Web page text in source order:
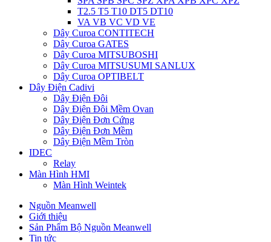
T2.5 T5 T10 DT5 DT10
VA VB VC VD VE
Dây Curoa CONTITECH
Dây Curoa GATES
Dây Curoa MITSUBOSHI
Dây Curoa MITSUSUMI SANLUX
Dây Curoa OPTIBELT
Dây Điện Cadivi
Dây Điện Đôi
Dây Điện Đôi Mềm Ovan
Dây Điện Đơn Cứng
Dây Điện Đơn Mềm
Dây Điện Mềm Tròn
IDEC
Relay
Màn Hình HMI
Màn Hình Weintek
Nguồn Meanwell
Giới thiệu
Sản Phẩm Bộ Nguồn Meanwell
Tin tức